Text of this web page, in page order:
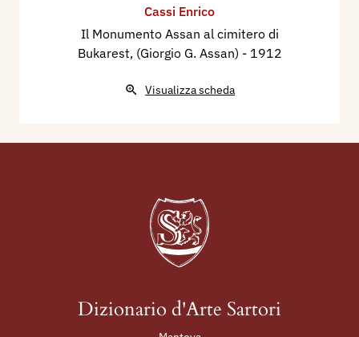
Cassi Enrico
Il Monumento Assan al cimitero di
Bukarest, (Giorgio G. Assan) - 1912
Visualizza scheda
Dizionario d'Arte Sartori